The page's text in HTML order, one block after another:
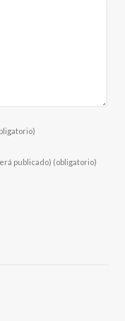
publicado) (obligatorio)